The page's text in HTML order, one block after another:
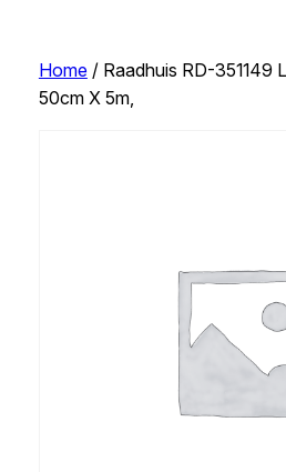
Home/ Raadhuis RD-351149
50cm X 5m,